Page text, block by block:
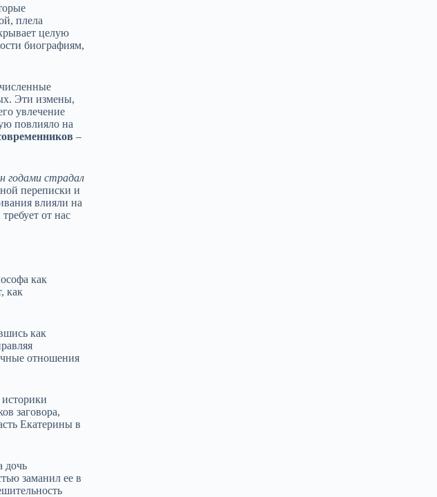
плела
целую
биографиям,
Эти измены,
увлечение
повлияло на
–
годами страдал
переписки и
влияли на
от нас
как
как
как
отношения
заговора,
Екатерины в
дочь
заманил ее в